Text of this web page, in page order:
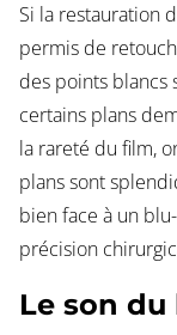
Si la restauration
permis de
des points blancs
certains plans
la rareté du film,
plans sont
bien face à un
précision
Le son du